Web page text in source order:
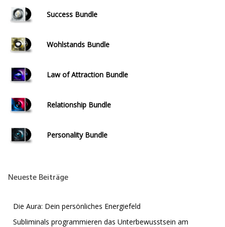
Success Bundle
Wohlstands Bundle
Law of Attraction Bundle
Relationship Bundle
Personality Bundle
Neueste Beiträge
Die Aura: Dein persönliches Energiefeld
Subliminals programmieren das Unterbewusstsein am